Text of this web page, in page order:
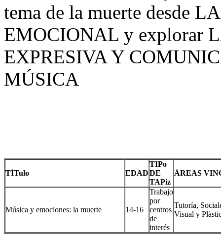
tema de la muerte desde
EMOCIONAL y explorar
EXPRESIVA Y
MÚSICA
TÍTulo EDAD
TIPo
DE
TAPiz
ÁREAS
Música y emociones: la muerte 14-16
Trabajo
por
centros
de
interés
Tutoría,
Visual y